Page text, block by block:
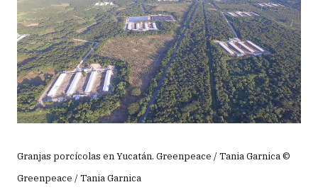
Granjas porcícolas en Yucatán. Greenpeace / Tania Garnica ©
Greenpeace / Tania Garnica